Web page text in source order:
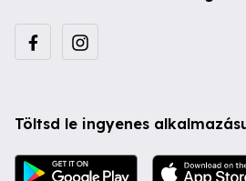
Töltsd le ingyenes